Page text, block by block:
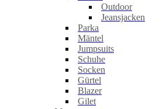
Outdoor
Jeansjacken
Parka
Mäntel
Jumpsuits
Schuhe
Socken
Gürtel
Blazer
Gilet